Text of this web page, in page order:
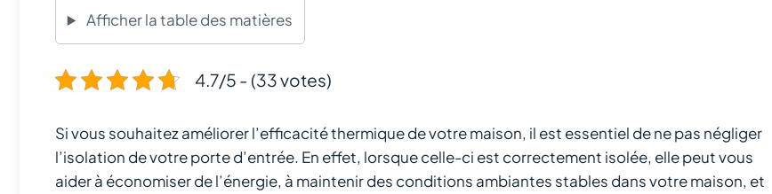
Afficher la table des matières
4.7/5 - (33 votes)
Si vous souhaitez améliorer l’efficacité thermique de votre maison, il est essentiel de ne pas négliger
l’isolation de votre porte d’entrée. En effet, lorsque celle-ci est correctement isolée, elle peut vous
aider à économiser de l’énergie, à maintenir des conditions ambiantes stables dans votre maison, et